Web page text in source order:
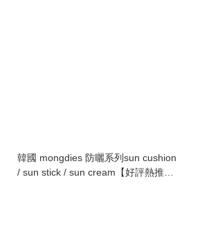
韓國 mongdies 防曬系列sun cushion
/ sun stick / sun cream【好評熱推‼️